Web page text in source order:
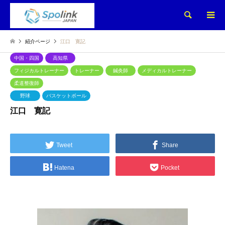
検索
紹介ページ 江口 寛記
中国・四国 高知県
フィジカルトレーナー トレーナー 鍼灸師 メディカルトレーナー
柔道整復師
野球 バスケットボール
江口 寛記
Tweet Share
Hatena Pocket